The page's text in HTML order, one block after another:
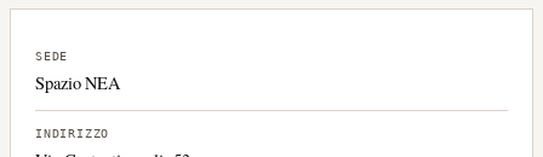
SEDE
Spazio NEA
INDIRIZZO